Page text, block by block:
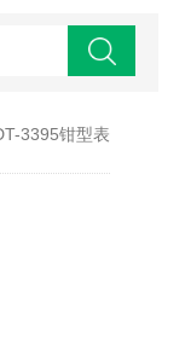
3395钳型表